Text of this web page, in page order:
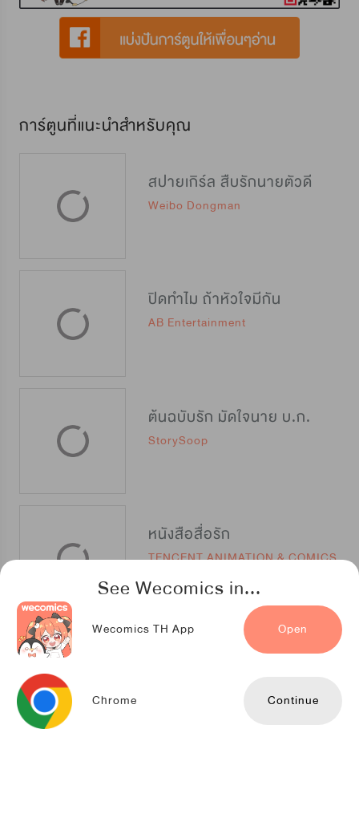
See Wecomics in...
Wecomics TH App Open
Chrome Continue
การ์ตูนที่แนะนำสำหรับคุณ
สปายเกิร์ล สืบรักนายตัวดี
Weibo Dongman
ปิดทำไม ถ้าหัวใจมีกัน
AB Entertainment
ต้นฉบับรัก มัดใจนาย บ.ก.
StorySoop
หนังสือสื่อรัก
TENCENT ANIMATION & COMICS
เติมรักให้เต็มช้อน